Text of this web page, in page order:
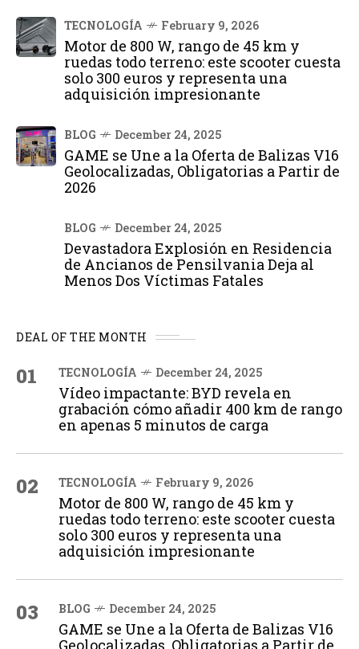
TECNOLOGÍA February 9, 2026
Motor de 800 W, rango de 45 km y
ruedas todo terreno: este scooter cuesta
solo 300 euros y representa una
adquisición impresionante
BLOG December 24, 2025
GAME se Une a la Oferta de Balizas V16
Geolocalizadas, Obligatorias a Partir de
2026
BLOG December 24, 2025
Devastadora Explosión en Residencia
de Ancianos de Pensilvania Deja al
Menos Dos Víctimas Fatales
DEAL OF THE MONTH
01 TECNOLOGÍA December 24, 2025
Vídeo impactante: BYD revela en
grabación cómo añadir 400 km de rango
en apenas 5 minutos de carga
02 TECNOLOGÍA February 9, 2026
Motor de 800 W, rango de 45 km y
ruedas todo terreno: este scooter cuesta
solo 300 euros y representa una
adquisición impresionante
03 BLOG December 24, 2025
GAME se Une a la Oferta de Balizas V16